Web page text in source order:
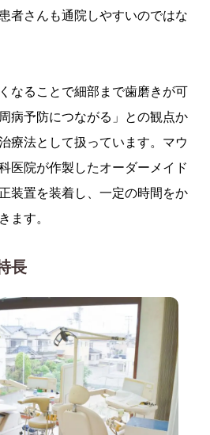
者さんも通院しやすいのではな
なることで細部まで歯磨きが可
病予防につながる」との観点か
療法として扱っています。マウ
医院が作製したオーダーメイド
装置を装着し、一定の時間をか
ます。
長